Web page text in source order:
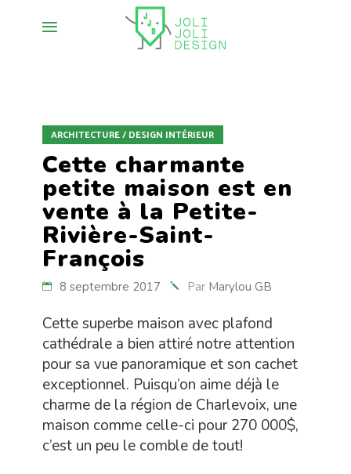
ARCHITECTURE / DESIGN INTÉRIEUR
Cette charmante
petite maison est en
vente à la Petite-
Rivière-Saint-
François
8 septembre 2017 Par Marylou GB
Cette superbe maison avec plafond
cathédrale a bien attiré notre attention
pour sa vue panoramique et son cachet
exceptionnel. Puisqu’on aime déjà le
charme de la région de Charlevoix, une
maison comme celle-ci pour 270 000$,
c’est un peu le comble de tout!